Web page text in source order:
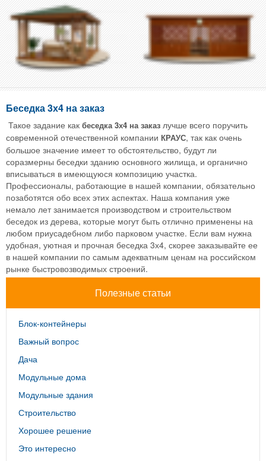
Беседка 3х4 на заказ
Такое задание как беседка 3х4 на заказ лучше всего поручить
современной отечественной компании КРАУС, так как очень
большое значение имеет то обстоятельство, будут ли
соразмерны беседки зданию основного жилища, и органично
вписываться в имеющуюся композицию участка.
Профессионалы, работающие в нашей компании, обязательно
позаботятся обо всех этих аспектах. Наша компания уже
немало лет занимается производством и строительством
беседок из дерева, которые могут быть отлично применены на
любом приусадебном либо парковом участке. Если вам нужна
удобная, уютная и прочная беседка 3х4, скорее заказывайте ее
в нашей компании по самым адекватным ценам на российском
рынке быстровозводимых строений.
Полезные статьи
Блок-контейнеры
Важный вопрос
Дача
Модульные дома
Модульные здания
Строительство
Хорошее решение
Это интересно